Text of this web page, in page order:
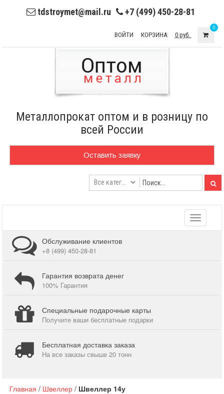
tdstroymet@mail.ru +7 (499) 450-28-81
ВОЙТИ КОРЗИНА: 0 руб.
0
Металлопрокат оптом и в розницу по
всей России
Оставить заявку
Toggle
Обслуживание клиентов
+8 (499) 450-28-81
Гарантия возврата денег
100% Гарантия
Специальные подарочные карты
Получите ваши бесплатные подарки
Бесплатная доставка заказа
На все заказы свыше 20 тонн
Главная / Швеллер / Швеллер 14у